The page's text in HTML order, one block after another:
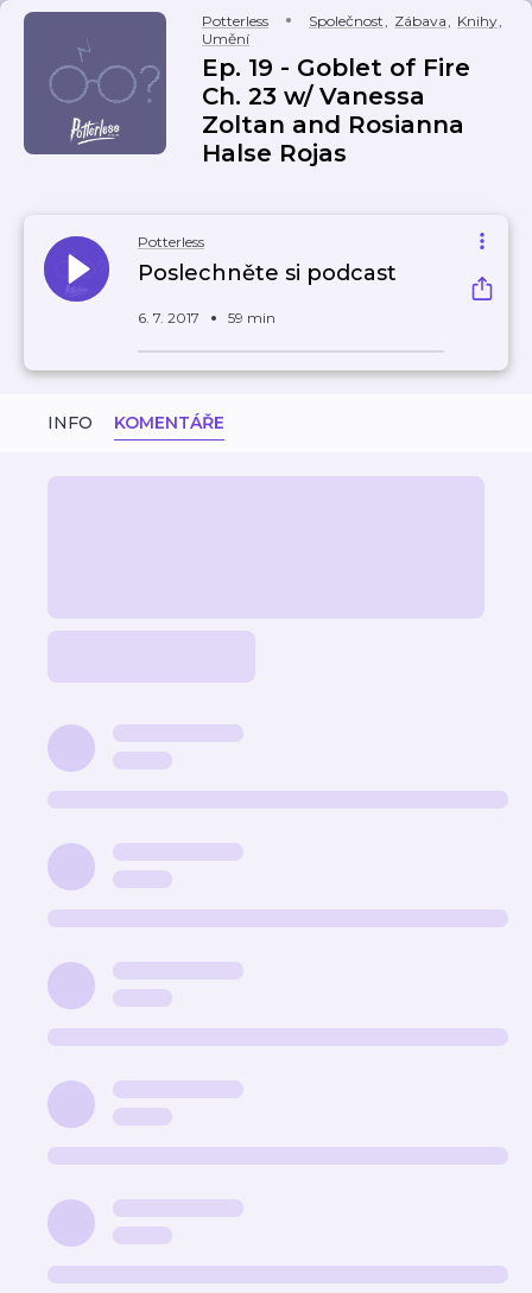
Potterless Společnost, Zábava, Knihy,
Umění
Ep. 19 - Goblet of Fire
Ch. 23 w/ Vanessa
Zoltan and Rosianna
Halse Rojas
Potterless
Poslechněte si podcast
6. 7. 2017 59 min
INFO KOMENTÁŘE